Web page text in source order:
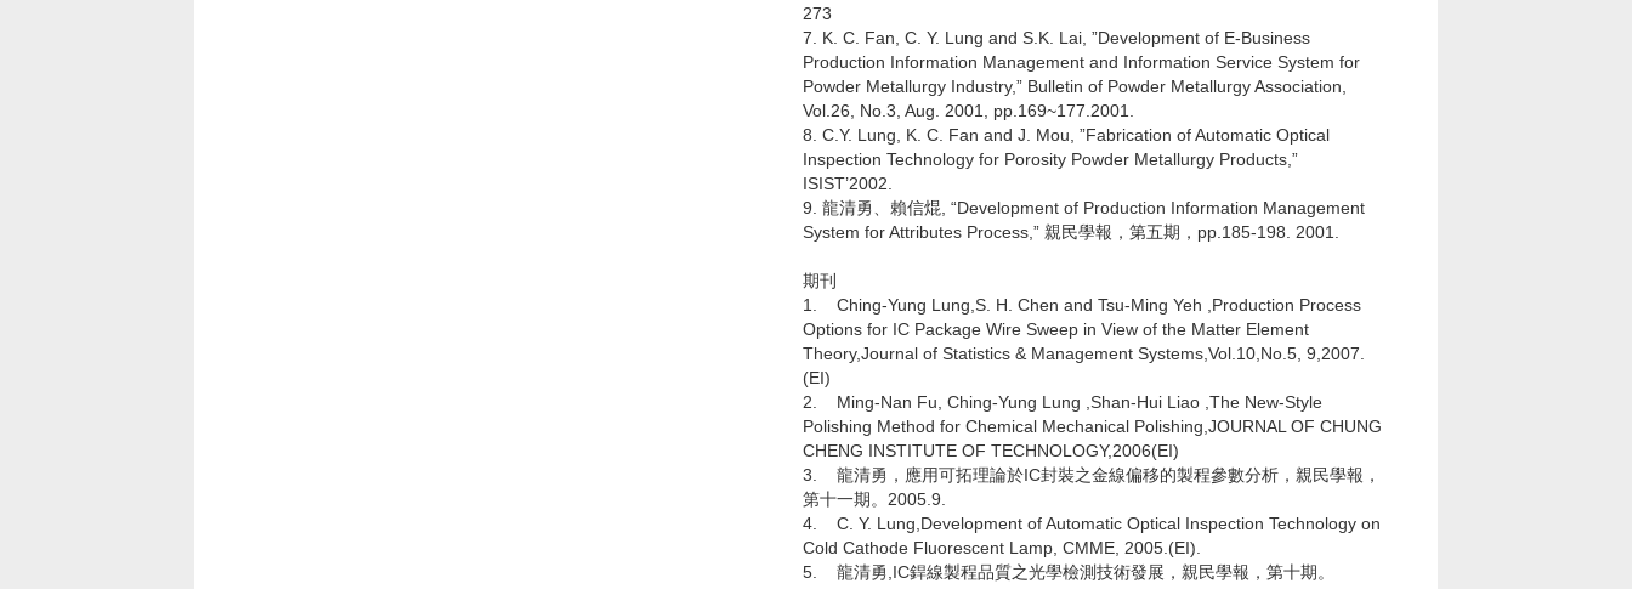
273
7. K. C. Fan, C. Y. Lung and S.K. Lai, ”Development of E-Business
Production Information Management and Information Service System for
Powder Metallurgy Industry,” Bulletin of Powder Metallurgy Association,
Vol.26, No.3, Aug. 2001, pp.169~177.2001.
8. C.Y. Lung, K. C. Fan and J. Mou, ”Fabrication of Automatic Optical
Inspection Technology for Porosity Powder Metallurgy Products,”
ISIST’2002.
9. 龍清勇、賴信焜, “Development of Production Information Management
System for Attributes Process,” 親民學報，第五期，pp.185-198. 2001.
期刊
1. Ching-Yung Lung,S. H. Chen and Tsu-Ming Yeh ,Production Process
Options for IC Package Wire Sweep in View of the Matter Element
Theory,Journal of Statistics & Management Systems,Vol.10,No.5, 9,2007.
(EI)
2. Ming-Nan Fu, Ching-Yung Lung ,Shan-Hui Liao ,The New-Style
Polishing Method for Chemical Mechanical Polishing,JOURNAL OF CHUNG
CHENG INSTITUTE OF TECHNOLOGY,2006(EI)
3. 龍清勇，應用可拓理論於IC封裝之金線偏移的製程參數分析，親民學報，
第十一期。2005.9.
4. C. Y. Lung,Development of Automatic Optical Inspection Technology on
Cold Cathode Fluorescent Lamp, CMME, 2005.(EI).
5. 龍清勇,IC銲線製程品質之光學檢測技術發展，親民學報，第十期。